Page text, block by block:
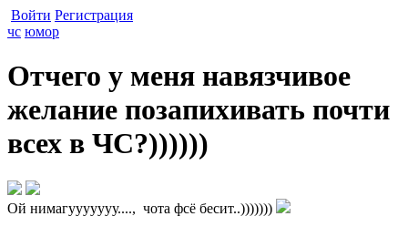
Войти Регистрация
чс юмор
Отчего у меня навязчивое
желание позапихивать почти
всех в ЧС?))))))
Ой нимагууууууу...., чота фсё бесит..)))))))